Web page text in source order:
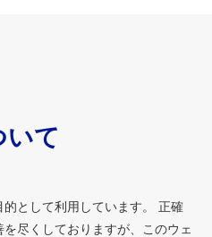
いて
として利用しています。 正確
尽くしておりますが、このウェ